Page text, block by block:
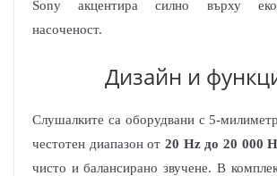
Sony акцентира силно върху
насоченост.
Дизайн и
Слушалките са оборудвани с 5-
честотен диапазон от 20 Hz до 20 000
чисто и балансирано звучене. В